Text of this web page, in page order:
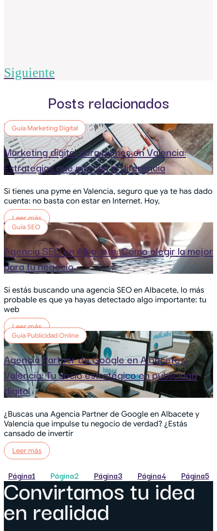
Siguiente
Posts relacionados
Guía Marketing Digital
Marketing digital para pymes en Valencia:
Estrategias que marcan la diferencia
Si tienes una pyme en Valencia, seguro que ya te has dado
cuenta: no basta con estar en Internet. Hoy,
Leer más
Guía SEO
Agencia SEO en Albacete: Cómo elegir la mejor
para tu negocio
Si estás buscando una agencia SEO en Albacete, lo más
probable es que ya hayas detectado algo importante: tu
web
Leer más
Guía Publicidad Online
Agencia Partner de Google en Albacete y
Valencia: Tu socio estratégico en publicidad
digital
¿Buscas una Agencia Partner de Google en Albacete y
Valencia que impulse tu negocio de verdad? ¿Estás
cansado de invertir
Leer más
Página1 Página2 Página3 Página4 Página5
Convirtamos tu idea
en realidad